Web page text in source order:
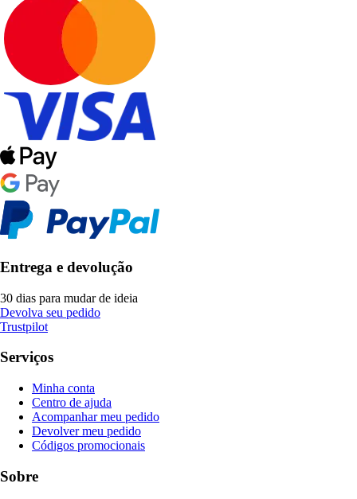
Entrega e devolução
30 dias para mudar de ideia
Devolva seu pedido
Trustpilot
Serviços
Minha conta
Centro de ajuda
Acompanhar meu pedido
Devolver meu pedido
Códigos promocionais
Sobre